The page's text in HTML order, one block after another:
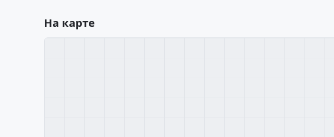
На карте